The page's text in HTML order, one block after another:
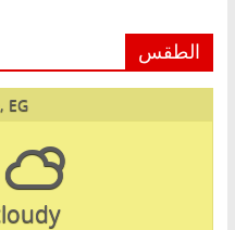
الطقس
EG